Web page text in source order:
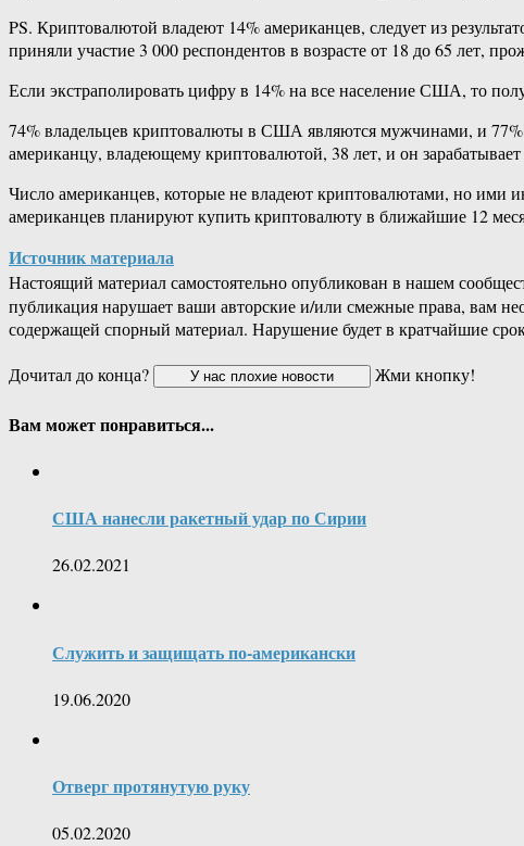
PS. Криптовалютой владеют 14% американцев, следует из
приняли участие 3 000 респондентов в возрасте от 18 до 65 лет,
Если экстраполировать цифру в 14% на все население США, то
74% владельцев криптовалюты в США являются мужчинами, и
американцу, владеющему криптовалютой, 38 лет, и он
Число американцев, которые не владеют криптовалютами, но ими
американцев планируют купить криптовалюту в ближайшие 12
Источник материала
Настоящий материал самостоятельно опубликован в нашем
публикация нарушает ваши авторские и/или смежные права, вам
содержащей спорный материал. Нарушение будет в кратчайшие
Дочитал до конца?
Жми кнопку!
Вам может понравиться...
США нанесли ракетный удар по Сирии
26.02.2021
Служить и защищать по-американски
19.06.2020
Отверг протянутую руку
05.02.2020